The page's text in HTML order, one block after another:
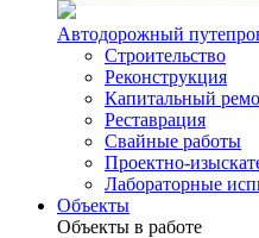
Автодорожный
Строительство
Реконструкция
Капитальный
Реставрация
Свайные работы
Проектно-
Лабораторные
Объекты
Объекты в работе